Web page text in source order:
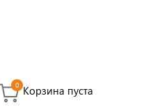
0 Корзина пуста